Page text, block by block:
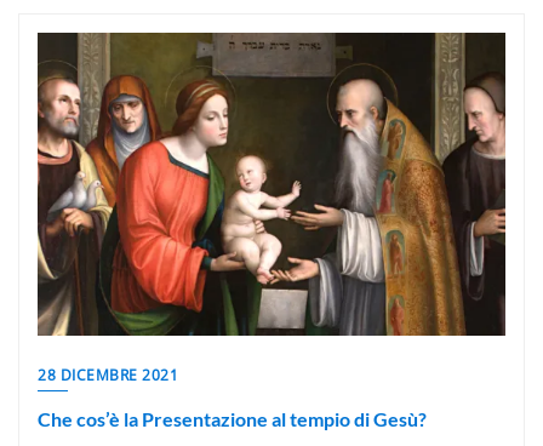
28 DICEMBRE 2021
Che cos’è la Presentazione al tempio di Gesù?